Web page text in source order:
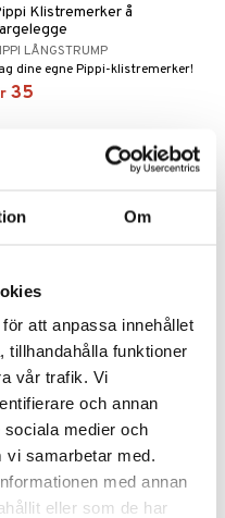
Om
att anpassa innehållet
tillhandahålla funktioner
vår trafik. Vi
och annan
medier och
vi samarbetar med.
med annan
eller som de har
Klistremerker å
LÅNGSTRUMP
dine egne Pippi-klistremerker!
35
Tatoveringer
søte og kule tatoveringer.
89